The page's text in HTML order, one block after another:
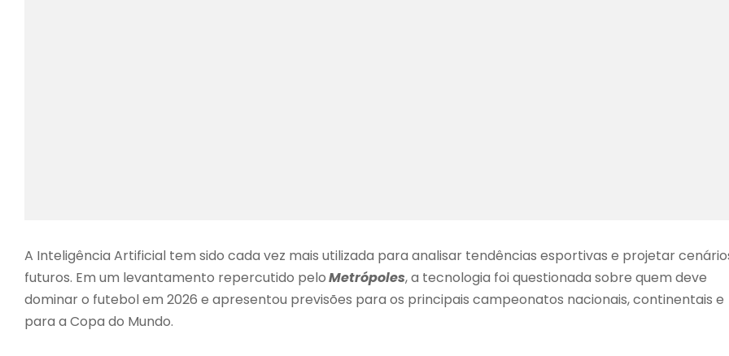
A Inteligência Artificial tem sido cada vez mais utilizada para analisar tendências esportivas e projetar
futuros. Em um levantamento repercutido peloMetrópoles, a tecnologia foi questionada sobre quem deve
dominar o futebol em 2026 e apresentou previsões para os principais campeonatos nacionais, continentais e
para a Copa do Mundo.